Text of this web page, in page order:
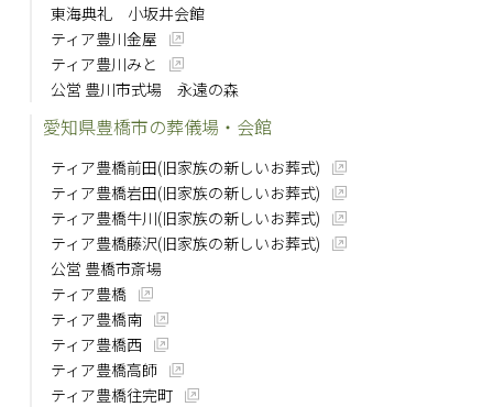
東海典礼 小坂井会館
ティア豊川金屋
ティア豊川みと
公営 豊川市式場 永遠の森
愛知県豊橋市の葬儀場・会館
ティア豊橋前田(旧家族の新しいお葬式)
ティア豊橋岩田(旧家族の新しいお葬式)
ティア豊橋牛川(旧家族の新しいお葬式)
ティア豊橋藤沢(旧家族の新しいお葬式)
公営 豊橋市斎場
ティア豊橋
ティア豊橋南
ティア豊橋西
ティア豊橋高師
ティア豊橋往完町